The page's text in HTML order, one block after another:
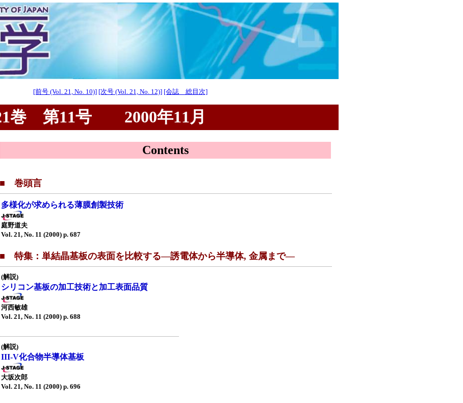
[前号 (Vol. 21, No. 10)] [次号 (Vol. 21, No. 12)] [会誌 総目次]
巻 第11号 2000年11月
Contents
■ 巻頭言
多様化が求められる薄膜創製技術
庭野道夫
Vol. 21, No. 11 (2000) p. 687
■ 特集：単結晶基板の表面を比較する—誘電体から半導体, 金属まで—
(解説)
シリコン基板の加工技術と加工表面品質
河西敏雄
Vol. 21, No. 11 (2000) p. 688
(解説)
III-V化合物半導体基板
大坂次郎
Vol. 21, No. 11 (2000) p. 696